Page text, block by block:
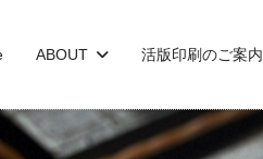
ABOUT 活版印刷のご案内